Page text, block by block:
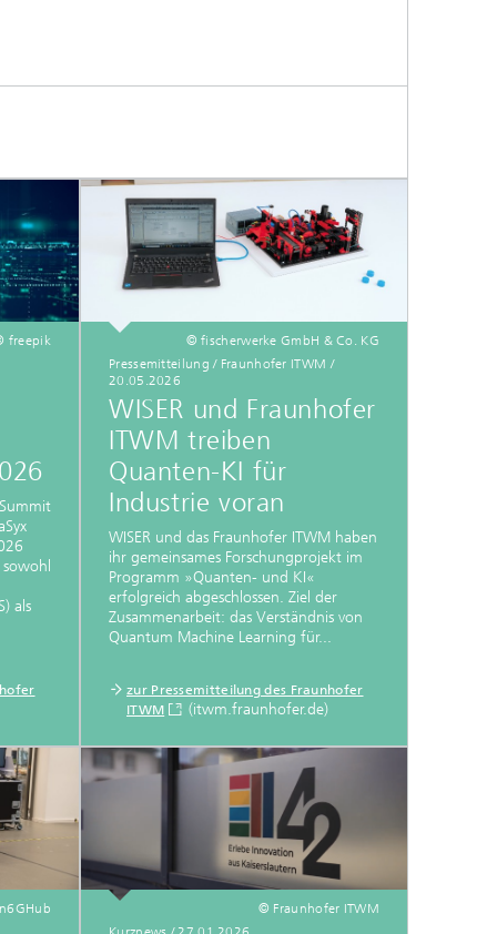
freepik
als
© fischerwerke GmbH & Co. KG
Pressemitteilung / Fraunhofer ITWM /
20.05.2026
WISER und Fraunhofer
ITWM treiben
Quanten-KI für
Industrie voran
WISER und das Fraunhofer ITWM haben
ihr gemeinsames Forschungprojekt im
Programm »Quanten- und KI«
erfolgreich abgeschlossen. Ziel der
Zusammenarbeit: das Verständnis von
Quantum Machine Learning für...
zur Pressemitteilung des Fraunhofer
ITWM
(itwm.fraunhofer.de)
© Fraunhofer ITWM